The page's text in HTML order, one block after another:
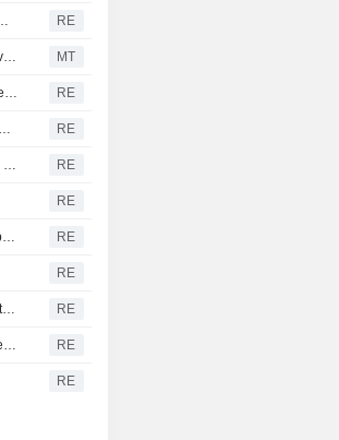
RE
MT
RE
RE
RE
RE
RE
RE
RE
RE
RE